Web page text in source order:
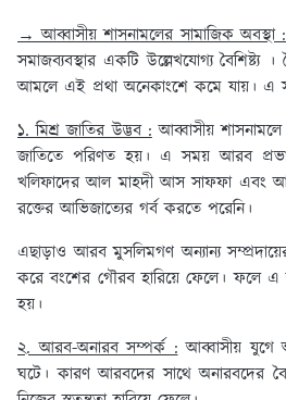
→ আব্বাসীয় শাসনামলের সামাজিক অবস্থা :
সমাজব্যবস্থার একটি উল্লেখযোগ্য বৈশিষ্ট্য
আমলে এই প্রথা অনেকাংশে কমে যায়। এ
১. মিশ্র জাতির উদ্ভব :আব্বাসীয় শাসনামলে
জাতিতে পরিণত হয়। এ সময় আরব
খলিফাদের আল মাহদী আস সাফফা এবং
রক্তের আভিজাত্যের গর্ব করতে পরেনি।
এছাড়াও আরব মুসলিমগণ অন্যান্য
করে বংশের গৌরব হারিয়ে ফেলে। ফলে
হয়।
২. আরব-অনারব সম্পর্ক :আব্বাসীয় যুগে
ঘটে। কারণ আরবদের সাথে অনারবদের